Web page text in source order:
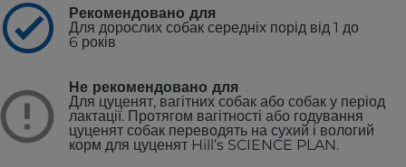
Рекомендовано для
Для дорослих собак середніх порід від 1 до
6 років
Не рекомендовано для
Для цуценят, вагітних собак або собак у період
лактації. Протягом вагітності або годування
цуценят собак переводять на сухий і вологий
корм для цуценят Hill’s SCIENCE PLAN.